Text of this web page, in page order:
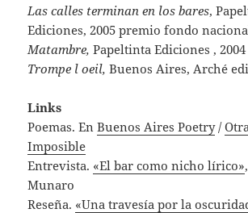
Las calles terminan en los bares,
Ediciones, 2005 premio fondo
Matambre, Papeltinta Ediciones , 2004
Trompe l oeil, Buenos Aires, Arché
Links
Poemas. EnBuenos Aires Poetry/
Imposible
Entrevista. «El bar como nicho lírico»
Munaro
Reseña. «Una travesía por la